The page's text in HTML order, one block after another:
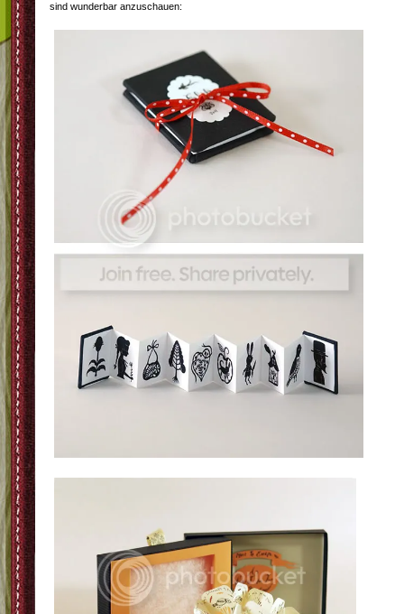
sind wunderbar anzuschauen: